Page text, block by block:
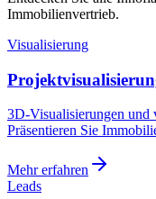
Immobilienvertrieb.
Visualisierung
3D-Visualisierungen und
Präsentieren Sie
Mehr erfahren
Leads